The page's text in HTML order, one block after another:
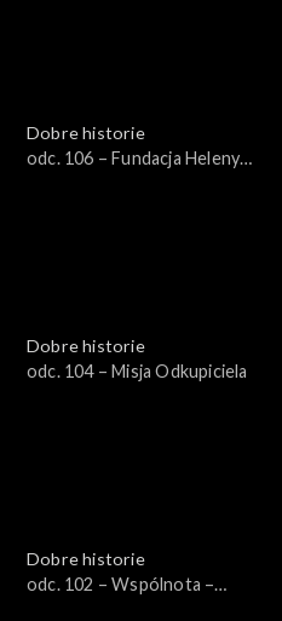
Dobre historie
odc. 106 – Fundacja Heleny
Dobre historie
odc. 104 – Misja Odkupiciela
Dobre historie
odc. 102 – Wspólnota –